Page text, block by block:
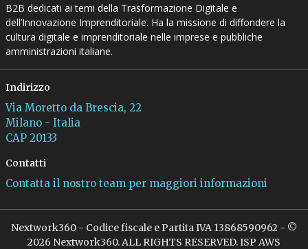
B2B dedicati ai temi della Trasformazione Digitale e
dell’Innovazione Imprenditoriale. Ha la missione di diffondere la
cultura digitale e imprenditoriale nelle imprese e pubbliche
amministrazioni italiane.
Indirizzo
Via Moretto da Brescia, 22
Milano - Italia
CAP 20133
Contatti
Contatta il nostro team per maggiori informazioni
Nextwork360 - Codice fiscale e Partita IVA 13868590962 - ©
2026 Nextwork360. ALL RIGHTS RESERVED. ISP AWS